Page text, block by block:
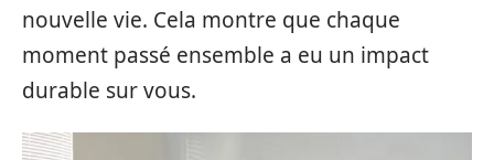
nouvelle vie. Cela montre que chaque
moment passé ensemble a eu un impact
durable sur vous.